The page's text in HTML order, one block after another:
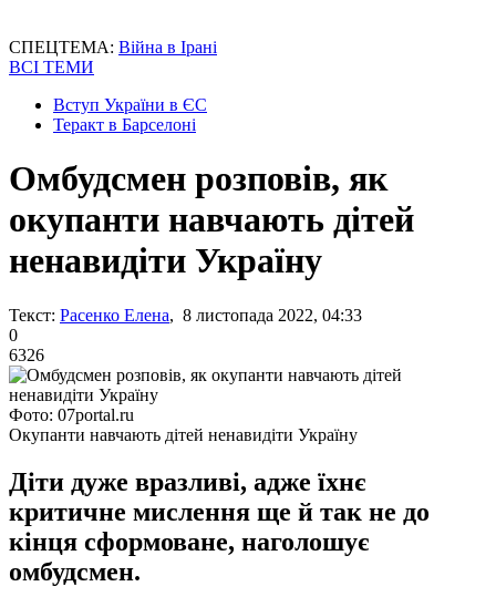
СПЕЦТЕМА: Війна в Ірані
ВСІ ТЕМИ
Вступ України в ЄС
Теракт в Барселоні
Омбудсмен розповів, як
окупанти навчають дітей
ненавидіти Україну
Текст: Расенко Елена, 8 листопада 2022, 04:33
0
6326
Фото: 07portal.ru
Окупанти навчають дітей ненавидіти Україну
Діти дуже вразливі, адже їхнє
критичне мислення ще й так не до
кінця сформоване, наголошує
омбудсмен.